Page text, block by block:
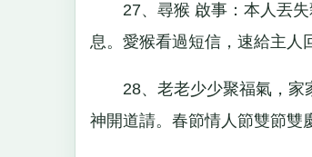
27、尋猴 啟事：本人丟失
息。愛猴看過短信，速給主人
28、老老少少聚福氣，家家
神開道請。春節情人節雙節雙